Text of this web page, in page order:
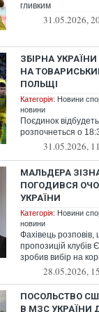
гливким
31.05.2026,
ЗБІРНА
НА
ПОЛЬЩІ
Категорія: Новини
новини
Поєдинок
розпочнеться о
31.05.2026,
МАЛЬДЕРА
ПОГОДИВСЯ
УКРАЇНИ
Категорія: Новини
новини
Фахівець розповів,
пропозицій клубів
зробив вибір на
28.05.2026,
ПОСОЛЬСТВО
В МЗС УКРАЇНИ